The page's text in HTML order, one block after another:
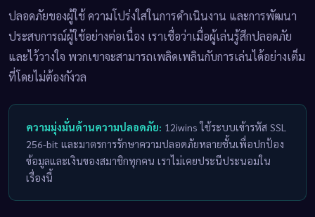
ปลอดภัยของผู้ใช้ ความโปร่งใสในการดำเนินงาน และการพัฒนา
ประสบการณ์ผู้ใช้อย่างต่อเนื่อง เราเชื่อว่าเมื่อผู้เล่นรู้สึกปลอดภัย
และไว้วางใจ พวกเขาจะสามารถเพลิดเพลินกับการเล่นได้อย่างเต็ม
ที่โดยไม่ต้องกังวล
ความมุ่งมั่นด้านความปลอดภัย: 12iwins ใช้ระบบเข้ารหัส SSL
256-bit และมาตรการรักษาความปลอดภัยหลายชั้นเพื่อปกป้อง
ข้อมูลและเงินของสมาชิกทุกคน เราไม่เคยประนีประนอมใน
เรื่องนี้